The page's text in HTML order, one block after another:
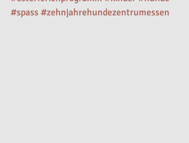
#spass #zehnjahrehundezentrumessen